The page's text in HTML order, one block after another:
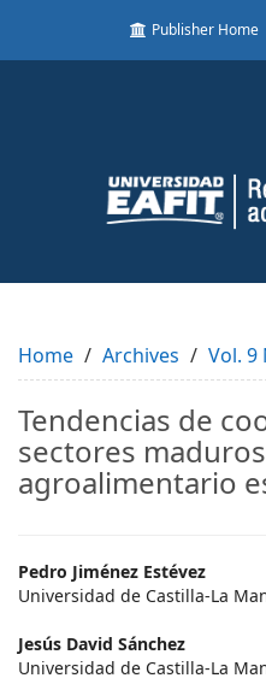
to
Content
Sidebar
Publisher Home
Home Archives Vol. 9
Tendencias de
sectores
agroalimentario
Main
Article
Content
Pedro Jiménez Estévez
Universidad de Castilla-La
Jesús David Sánchez
Universidad de Castilla-La